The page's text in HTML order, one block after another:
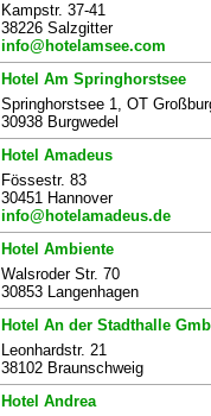
Kampstr. 37-41
38226 Salzgitter
info@hotelamsee.com
Hotel Am Springhorstsee
Springhorstsee 1, OT
30938 Burgwedel
Hotel Amadeus
Fössestr. 83
30451 Hannover
info@hotelamadeus.de
Hotel Ambiente
Walsroder Str. 70
30853 Langenhagen
Hotel An der Stadthalle
Leonhardstr. 21
38102 Braunschweig
Hotel Andrea